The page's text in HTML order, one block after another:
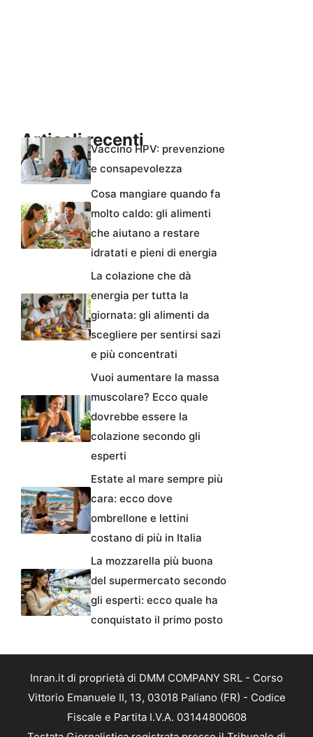
Articoli recentiVaccino HPV: prevenzione
e consapevolezza
Cosa mangiare quando fa
molto caldo: gli alimenti
che aiutano a restare
idratati e pieni di energia
La colazione che dà
energia per tutta la
giornata: gli alimenti da
scegliere per sentirsi sazi
e più concentrati
Vuoi aumentare la massa
muscolare? Ecco quale
dovrebbe essere la
colazione secondo gli
esperti
Estate al mare sempre più
cara: ecco dove
ombrellone e lettini
costano di più in Italia
La mozzarella più buona
del supermercato secondo
gli esperti: ecco quale ha
conquistato il primo posto
Inran.it di proprietà di DMM COMPANY SRL - Corso
Vittorio Emanuele II, 13, 03018 Paliano (FR) - Codice
Fiscale e Partita I.V.A. 03144800608